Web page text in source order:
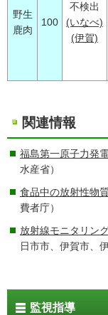
野生
鹿肉
100
不検出
(いなべ)
(伊賀)
関連情報
福島第一原子力発
水産省）
食品中の放射性物
費者庁）
放射線モニタリン
日市市、伊賀市、
監視指導